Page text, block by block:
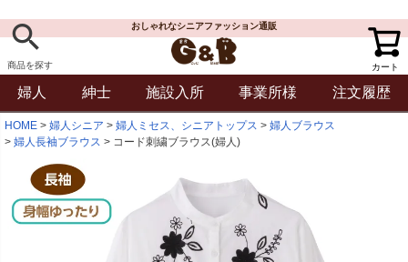
商品を探す
おしゃれなシニアファッション通販
カート
婦人 紳士 施設入所 事業所様 注文履歴
HOME 婦人シニア 婦人ミセス、シニアトップス
婦人ブラウス
婦人長袖ブラウス
コード刺繍ブラウス(婦人)